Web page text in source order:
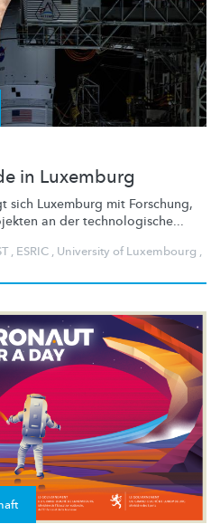
in Luxemburg
sich Luxemburg mit Forschung,
an der technologische...
, ESRIC , University of Luxembourg ,